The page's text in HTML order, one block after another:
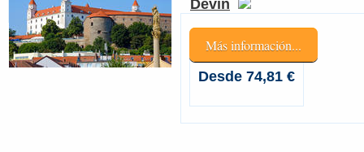
Devin
Más información...
Desde 74,81 €